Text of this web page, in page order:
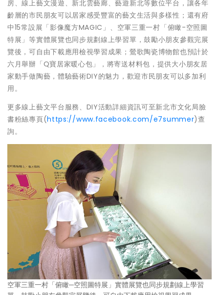
房、線上藝文漫遊、新北雲藝廊、藝遊新北等數位平台，讓各年
齡層的市民朋友可以居家感受豐富的藝文生活與多樣性；還有府
中15常設展「影像魔方MAGIC」、空軍三重一村「俯瞰-空照圖
特展」等實體展覽也同步規劃線上學習單，鼓勵小朋友參觀完展
覽後，可自由下載應用檢視學習成果；鶯歌陶瓷博物館也預計於
六月舉辦「Q寶居家暖心包」，將寄送材料包，提供大小朋友居
家動手做陶藝，體驗藝術DIY的魅力，歡迎市民朋友可以多加利
用。
更多線上藝文平台服務、DIY活動詳細資訊可至新北市文化局臉
書粉絲專頁(https://www.facebook.com/e7summer)查
詢。
空軍三重一村「俯瞰─空照圖特展」實體展覽也同步規劃線上學習